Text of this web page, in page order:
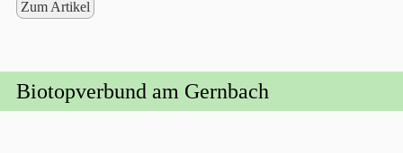
Zum Artikel
Biotopverbund am Gernbach